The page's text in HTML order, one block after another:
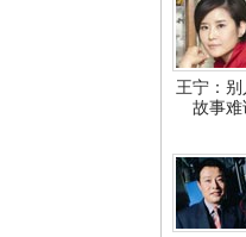
王宁：别
故事难